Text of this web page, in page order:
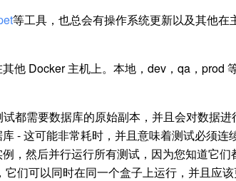
等工具，也总会有操作系统更新以及其他在
他 Docker 主机上。本地，dev，qa，prod
都需要数据库的原始副本，并且会对数据进
- 这可能非常耗时，并且意味着测试必须连
，然后并行运行所有测试，因为您知道它们
们可以同时在同一个盒子上运行，并且应该